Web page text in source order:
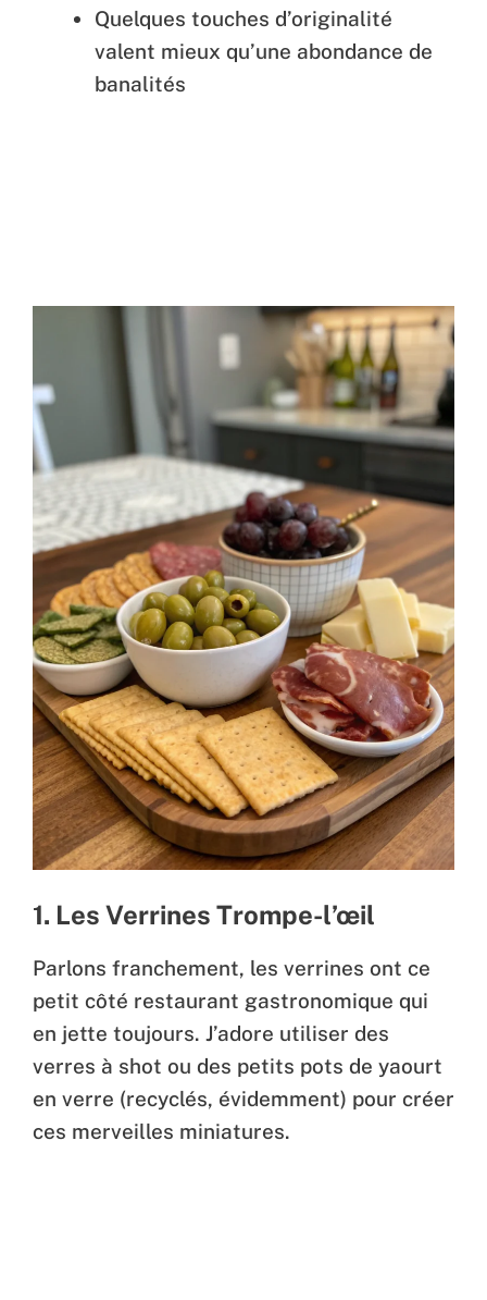
Quelques touches d’originalité
valent mieux qu’une abondance de
banalités
1. Les Verrines Trompe-l’œil
Parlons franchement, les verrines ont ce
petit côté restaurant gastronomique qui
en jette toujours. J’adore utiliser des
verres à shot ou des petits pots de yaourt
en verre (recyclés, évidemment) pour créer
ces merveilles miniatures.